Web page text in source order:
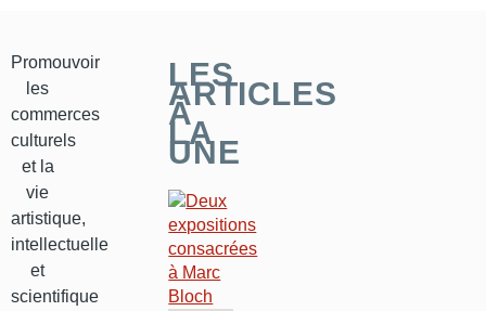
Promouvoir
les
commerces
culturels
et la
vie
artistique,
intellectuelle
et
scientifique
LES
ARTICLES
À
LA
UNE